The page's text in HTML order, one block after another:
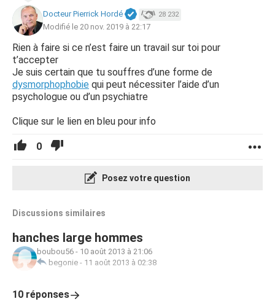
Docteur Pierrick Hordé 28 232
Modifié le 20 nov. 2019 à 22:17
Rien à faire si ce n’est faire un travail sur toi pour
t’accepter
Je suis certain que tu souffres d’une forme de
dysmorphophobie qui peut nécessiter l’aide d’un
psychologue ou d’un psychiatre
Clique sur le lien en bleu pour info
0
Posez votre question
Discussions similaires
hanches large hommes
boubou56 - 10 août 2013 à 21:06
begonie - 11 août 2013 à 02:38
10 réponses